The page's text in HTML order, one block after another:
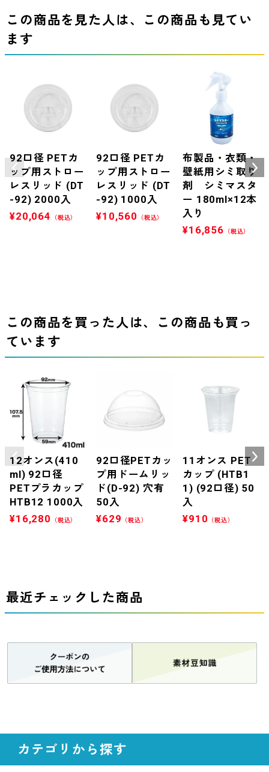
この商品を見た人は、この商品も見てい
ます
92口径 PETカ
ップ用ストロー
レスリッド (DT
-92) 2000入
¥20,064 （税込）
92口径 PETカ
ップ用ストロー
レスリッド (DT
-92) 1000入
¥10,560 （税込）
布製品・衣類・
壁紙用シミ取り
剤 シミマスタ
ー 180ml×12本
入り
¥16,856 （税込）
この商品を買った人は、この商品も買っ
ています
12オンス(410
ml) 92口径
PETプラカップ
HTB12 1000入
¥16,280 （税込）
92口径PETカッ
プ用ドームリッ
ド(D-92) 穴有
50入
¥629 （税込）
11オンス PET
カップ (HTB1
1) (92口径) 50
入
¥910 （税込）
最近チェックした商品
カテゴリから探す